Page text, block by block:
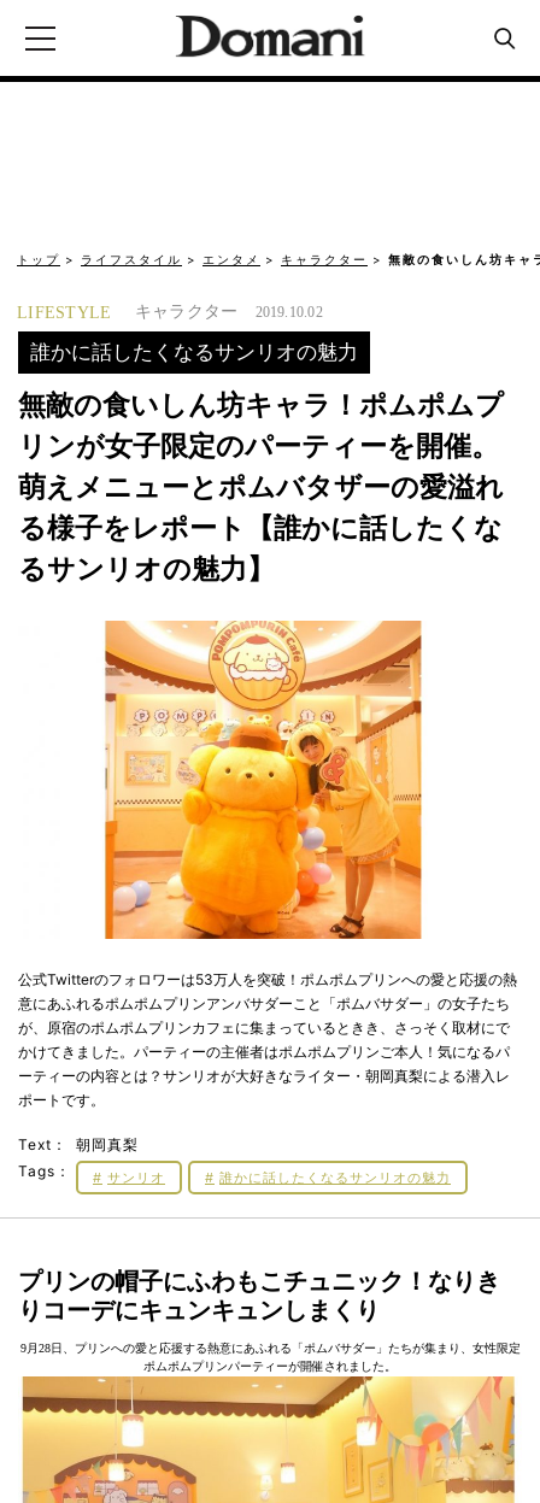
トップ ライフスタイル エンタメ キャラクター 無敵の食いしん坊キャ
LIFESTYLE キャラクター 2019.10.02
誰かに話したくなるサンリオの魅力
無敵の食いしん坊キャラ！ポムポムプ
リンが女子限定のパーティーを開催。
萌えメニューとポムバタザーの愛溢れ
る様子をレポート【誰かに話したくな
るサンリオの魅力】
公式Twitterのフォロワーは53万人を突破！ポムポムプリンへの愛と応援の熱
意にあふれるポムポムプリンアンバサダーこと「ポムバサダー」の女子たち
が、原宿のポムポムプリンカフェに集まっているときき、さっそく取材にで
かけてきました。パーティーの主催者はポムポムプリンご本人！気になるパ
ーティーの内容とは？サンリオが大好きなライター・朝岡真梨による潜入レ
ポートです。
Text：
朝岡真梨
Tags：
サンリオ 誰かに話したくなるサンリオの魅力
プリンの帽子にふわもこチュニック！なりき
りコーデにキュンキュンしまくり
9月28日、プリンへの愛と応援する熱意にあふれる「ポムバサダー」たちが集まり、女性限定
ポムポムプリンパーティーが開催されました。